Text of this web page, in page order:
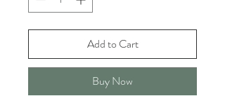
Add to Cart
Buy Now